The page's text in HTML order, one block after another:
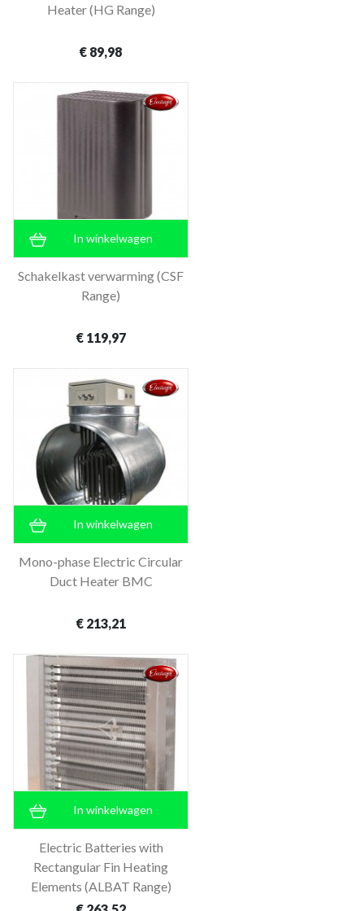
Heater (HG Range)
€ 89,98
In winkelwagen
Schakelkast verwarming (CSF
Range)
€ 119,97
In winkelwagen
Mono-phase Electric Circular
Duct Heater BMC
€ 213,21
In winkelwagen
Electric Batteries with
Rectangular Fin Heating
Elements (ALBAT Range)